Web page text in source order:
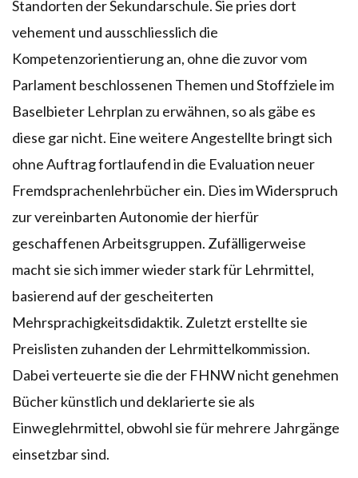
Standorten der Sekundarschule. Sie pries dort
vehement und ausschliesslich die
Kompetenzorientierung an, ohne die zuvor vom
Parlament beschlossenen Themen und Stoffziele im
Baselbieter Lehrplan zu erwähnen, so als gäbe es
diese gar nicht. Eine weitere Angestellte bringt sich
ohne Auftrag fortlaufend in die Evaluation neuer
Fremdsprachenlehrbücher ein. Dies im Widerspruch
zur vereinbarten Autonomie der hierfür
geschaffenen Arbeitsgruppen. Zufälligerweise
macht sie sich immer wieder stark für Lehrmittel,
basierend auf der gescheiterten
Mehrsprachigkeitsdidaktik. Zuletzt erstellte sie
Preislisten zuhanden der Lehrmittelkommission.
Dabei verteuerte sie die der FHNW nicht genehmen
Bücher künstlich und deklarierte sie als
Einweglehrmittel, obwohl sie für mehrere Jahrgänge
einsetzbar sind.